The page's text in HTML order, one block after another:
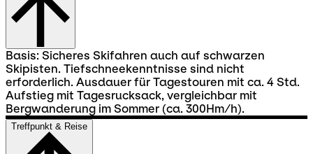
Basis: Sicheres Skifahren auch auf schwarzen
Skipisten. Tiefschneekenntnisse sind nicht
erforderlich. Ausdauer für Tagestouren mit ca. 4 Std.
Aufstieg mit Tagesrucksack, vergleichbar mit
Bergwanderung im Sommer (ca. 300Hm/h).
Treffpunkt & Reise